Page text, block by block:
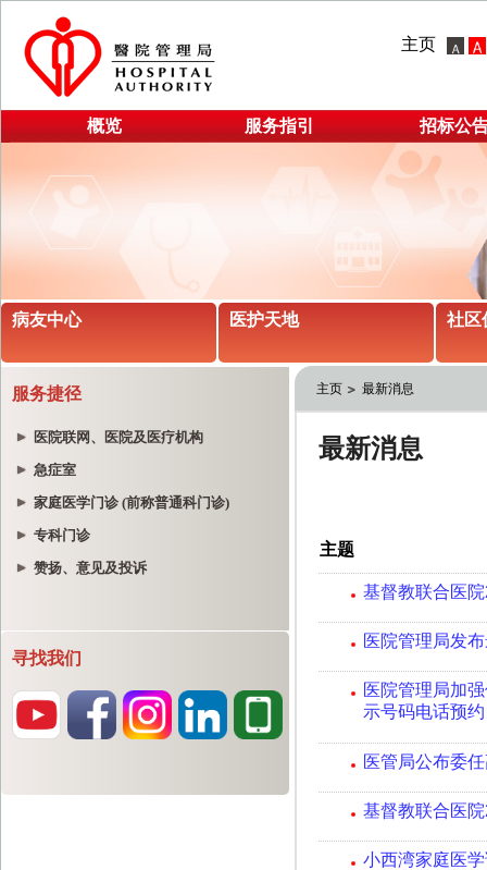
主页
概览 服务指引 招标公
病友中心 医护天地 社区
服务捷径
医院联网、医院及医疗机构
急症室
家庭医学门诊 (前称普通科门诊)
专科门诊
赞扬、意见及投诉
寻找我们
主页 最新消息